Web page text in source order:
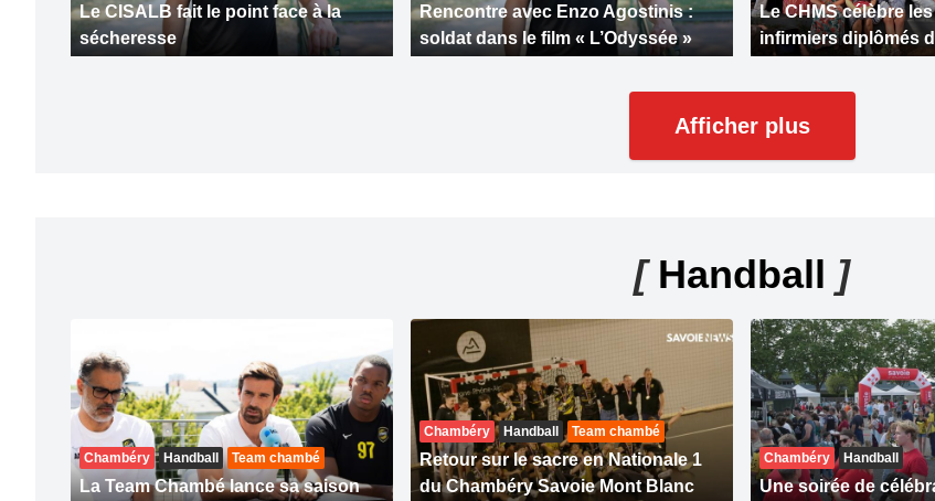
Le CISALB fait le point face à la
sécheresse
Rencontre avec Enzo Agostinis :
soldat dans le film « L’Odyssée »
Le CHMS célèbre
infirmiers diplômés
Afficher plus
[Handball ]
Chambéry Handball Team chambé
La Team Chambé lance sa saison
Chambéry Handball Team chambé
Retour sur le sacre en Nationale 1
du Chambéry Savoie Mont Blanc
Chambéry Handball
Une soirée de